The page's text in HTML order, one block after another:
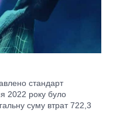
стандарт
2022 року було
суму втрат 722,3